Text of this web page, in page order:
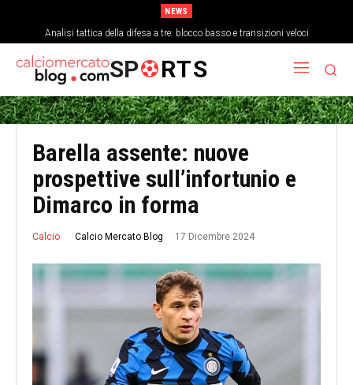
NEWS
Analisi tattica della difesa a tre: blocco basso e transizioni veloci
SP RTS
Barella assente: nuove
prospettive sull’infortunio e
Dimarco in forma
Calcio Calcio Mercato Blog 17 Dicembre 2024